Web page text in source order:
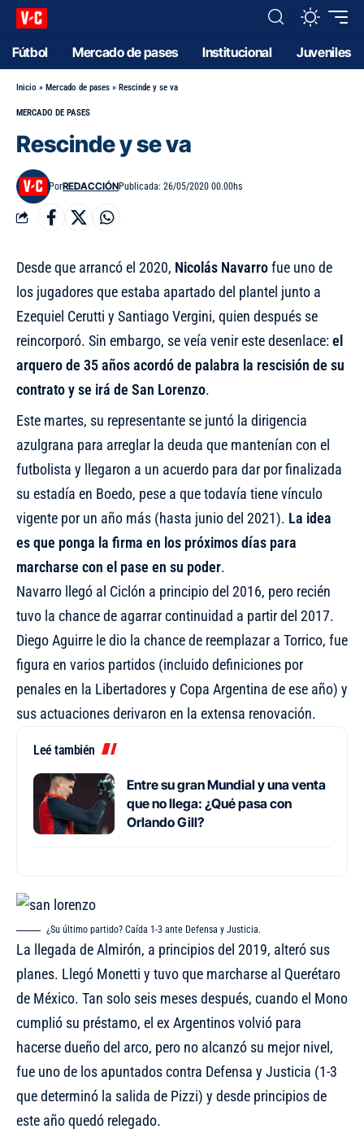
Fútbol Mercado de pases Institucional Juveniles
Inicio » Mercado de pases » Rescinde y se va
MERCADO DE PASES
Rescinde y se va
PorREDACCIÓNPublicada: 26/05/2020 00.00hs
Desde que arrancó el 2020, Nicolás Navarrofue uno de
los jugadores que estaba apartado del plantel junto a
Ezequiel Cerutti y Santiago Vergini, quien después se
reincorporó. Sin embargo, se veía venir este desenlace:el
arquero de 35 años acordó de palabra la rescisión de su
contrato y se irá de San Lorenzo.
Este martes, su representante se juntó la dirigencia
azulgrana para arreglar la deuda que mantenían con el
futbolista y llegaron a un acuerdo para dar por finalizada
su estadía en Boedo, pese a que todavía tiene vínculo
vigente por un año más (hasta junio del 2021). La idea
es que ponga la firma en los próximos días para
marcharse con el pase en su poder.
Navarro llegó al Ciclón a principio del 2016, pero recién
tuvo la chance de agarrar continuidad a partir del 2017.
Diego Aguirre le dio la chance de reemplazar a Torrico, fue
figura en varios partidos (incluido definiciones por
penales en la Libertadores y Copa Argentina de ese año) y
sus actuaciones derivaron en la extensa renovación.
Leé también
Entre su gran Mundial y una venta
que no llega: ¿Qué pasa con
Orlando Gill?
¿Su último partido? Caída 1-3 ante Defensa y Justicia.
La llegada de Almirón, a principios del 2019, alteró sus
planes. Llegó Monetti y tuvo que marcharse al Querétaro
de México. Tan solo seis meses después, cuando el Mono
cumplió su préstamo, el ex Argentinos volvió para
hacerse dueño del arco, pero no alcanzó su mejor nivel,
fue uno de los apuntados contra Defensa y Justicia (1-3
que determinó la salida de Pizzi) y desde principios de
este año quedó relegado.